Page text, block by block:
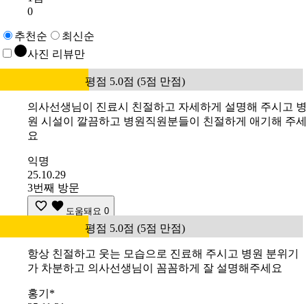
0
추천순
최신순
사진 리뷰만
평점 5.0점 (5점 만점)
의사선생님이 진료시 친절하고 자세하게 설명해 주시고 병
원 시설이 깔끔하고 병원직원분들이 친절하게 애기해 주세
요
익명
25.10.29
3번째 방문
도움돼요 0
평점 5.0점 (5점 만점)
항상 친절하고 웃는 모습으로 진료해 주시고 병원 분위기
가 차분하고 의사선생님이 꼼꼼하게 잘 설명해주세요
홍기*